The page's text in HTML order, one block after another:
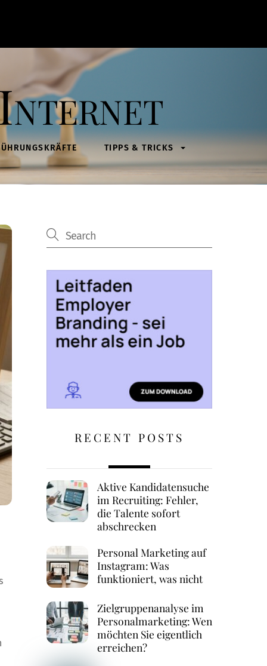
TIPPS & TRICKS
RECENT POSTS
Aktive Kandidatensuche
im Recruiting: Fehler,
die Talente sofort
abschrecken
Personal Marketing auf
Instagram: Was
funktioniert, was nicht
Zielgruppenanalyse im
Personalmarketing: Wen
möchten Sie eigentlich
erreichen?